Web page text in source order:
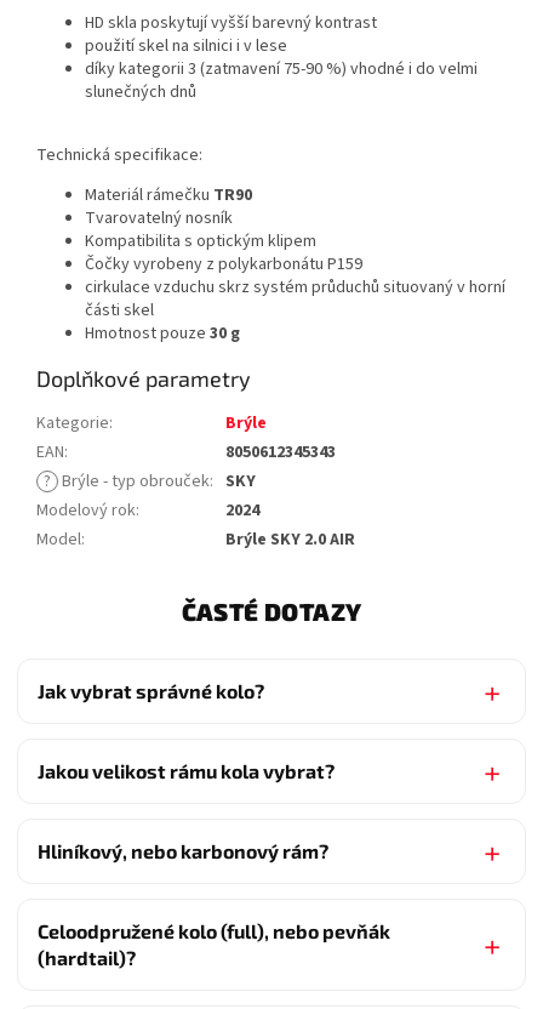
HD skla poskytují vyšší barevný kontrast
použití skel na silnici i v lese
díky kategorii 3 (zatmavení 75-90 %) vhodné i do velmi
slunečných dnů
Technická specifikace:
Materiál rámečku TR90
Tvarovatelný nosník
Kompatibilita s optickým klipem
Čočky vyrobeny z polykarbonátu P159
cirkulace vzduchu skrz systém průduchů situovaný v horní
části skel
Hmotnost pouze 30 g
Doplňkové parametry
Kategorie:
Brýle
EAN:
8050612345343
? Brýle - typ obrouček: SKY
Modelový rok:
2024
Model: Brýle SKY 2.0 AIR
ČASTÉ DOTAZY
Jak vybrat správné kolo?
Jakou velikost rámu kola vybrat?
Hliníkový, nebo karbonový rám?
Celoodpružené kolo (full), nebo pevňák
(hardtail)?